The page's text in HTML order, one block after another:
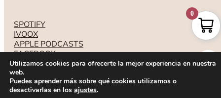
SPOTIFY
IVOOX
APPLE PODCASTS
FACEBOOK
INSTAGRAM
YOUTUBE
Utilizamos cookies para ofrecerte la mejor experiencia en nuestra
web.
Puedes aprender más sobre qué cookies utilizamos o
desactivarlas en los ajustes.
0